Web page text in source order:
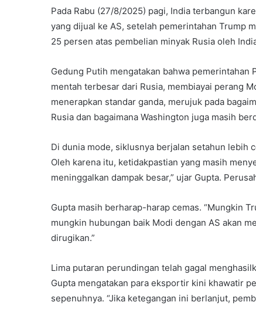
Pada Rabu (27/8/2025) pagi, India terbangun
yang dijual ke AS, setelah pemerintahan Trump
25 persen atas pembelian minyak Rusia oleh
Gedung Putih mengatakan bahwa
mentah terbesar dari Rusia, membiayai perang
menerapkan standar ganda, merujuk pada
Rusia dan bagaimana Washington juga masih
Di dunia mode, siklusnya berjalan setahun lebih
Oleh karena itu, ketidakpastian yang masih
meninggalkan dampak besar,” ujar Gupta.
Gupta masih berharap-harap cemas. “Mungkin
mungkin hubungan baik Modi dengan AS akan
dirugikan.”
Lima putaran perundingan telah gagal
Gupta mengatakan para eksportir kini khawatir
sepenuhnya. “Jika ketegangan ini berlanjut,